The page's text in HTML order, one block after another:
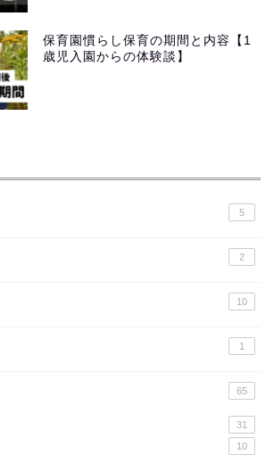
保育園慣らし保育の期間と内容【1
歳児入園からの体験談】
5
2
10
1
65
31
10